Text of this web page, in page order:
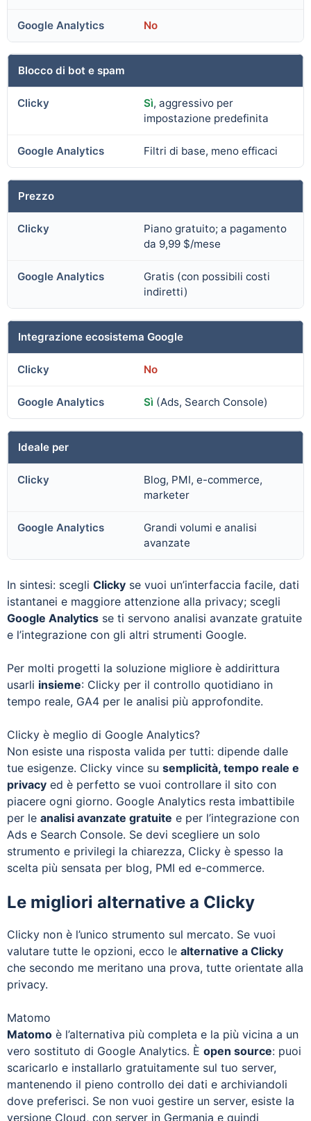
No
Blocco di bot e spam
Sì, aggressivo per
impostazione predefinita
Filtri di base, meno efficaci
Prezzo
Piano gratuito; a pagamento
da 9,99 $/mese
Gratis (con possibili costi
indiretti)
Integrazione ecosistema Google
No
Sì (Ads, Search Console)
Ideale per
Blog, PMI, e-commerce,
marketer
Grandi volumi e analisi
avanzate
In sintesi: scegli Clicky se vuoi un’interfaccia facile, dati
istantanei e maggiore attenzione alla privacy; scegli
Google Analytics se ti servono analisi avanzate gratuite
e l’integrazione con gli altri strumenti Google.
Per molti progetti la soluzione migliore è addirittura
usarli insieme: Clicky per il controllo quotidiano in
tempo reale, GA4 per le analisi più approfondite.
Clicky è meglio di Google Analytics?
Non esiste una risposta valida per tutti: dipende dalle
tue esigenze. Clicky vince su semplicità, tempo reale e
privacy ed è perfetto se vuoi controllare il sito con
piacere ogni giorno. Google Analytics resta imbattibile
per le analisi avanzate gratuite e per l’integrazione con
Ads e Search Console. Se devi scegliere un solo
strumento e privilegi la chiarezza, Clicky è spesso la
scelta più sensata per blog, PMI ed e-commerce.
Le migliori alternative a Clicky
Clicky non è l’unico strumento sul mercato. Se vuoi
valutare tutte le opzioni, ecco le alternative a Clicky
che secondo me meritano una prova, tutte orientate alla
privacy.
Matomo
Matomo è l’alternativa più completa e la più vicina a un
vero sostituto di Google Analytics. È open source: puoi
scaricarlo e installarlo gratuitamente sul tuo server,
mantenendo il pieno controllo dei dati e archiviandoli
dove preferisci. Se non vuoi gestire un server, esiste la
versione Cloud, con server in Germania e quindi